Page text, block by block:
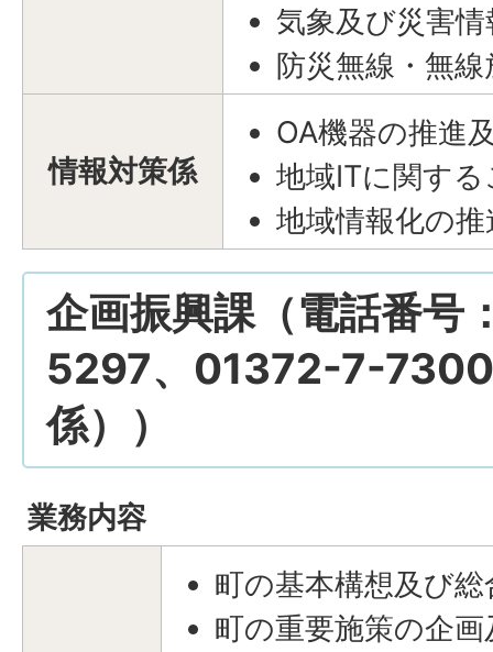
気象及び災害
防災無線・無
情報対策係
OA機器の推進
地域ITに関する
地域情報化の
企画振興課（電話番
5297、01372-7-7300
係））
業務内容
町の基本構想及び
町の重要施策の企